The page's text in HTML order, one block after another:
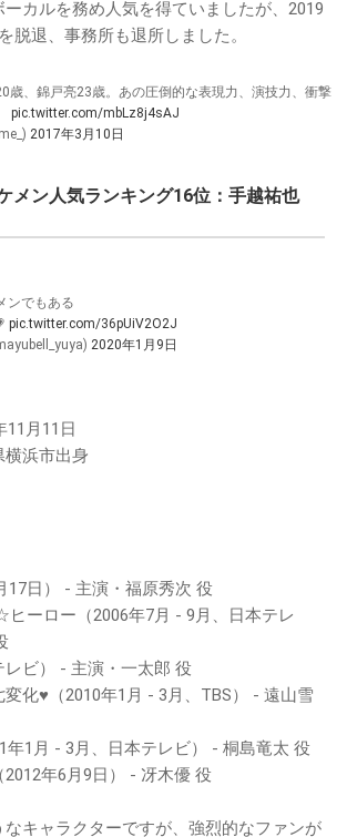
カルを務め人気を得ていましたが、2019
脱退、事務所も退所しました。
歳、錦戸亮23歳。あの圧倒的な表現力、演技力、衝撃
pic.twitter.com/mbLz8j4sAJ
2017年3月10日
メン人気ランキング16位：手越祐也
ンでもある
pic.twitter.com/36pUiV2O2J
2020年1月9日
11月11日
横浜市出身
17日） - 主演・福原秀次 役
ーロー（2006年7月 - 9月、日本テレ
レビ） - 主演・一太郎 役
化♥（2010年1月 - 3月、TBS） - 遠山雪
年1月 - 3月、日本テレビ） - 桐島竜太 役
年6月9日） - 冴木優 役
キャラクターですが、強烈的なファンが